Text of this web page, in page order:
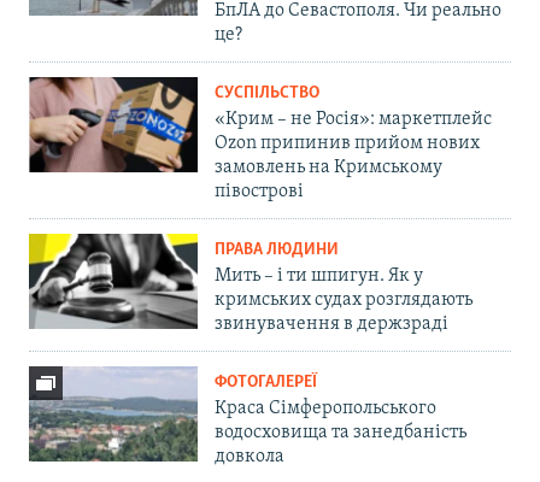
БпЛА до Севастополя. Чи реально
це?
СУСПІЛЬСТВО
«Крим – не Росія»: маркетплейс
Ozon припинив прийом нових
замовлень на Кримському
півострові
ПРАВА ЛЮДИНИ
Мить – і ти шпигун. Як у
кримських судах розглядають
звинувачення в держзраді
ФОТОГАЛЕРЕЇ
Краса Сімферопольського
водосховища та занедбаність
довкола